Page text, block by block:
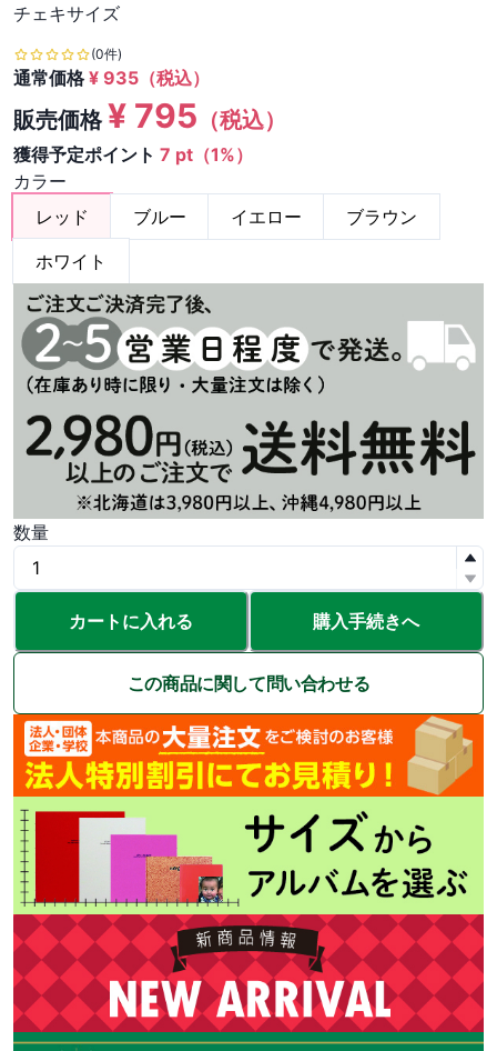
チェキサイズ
(0件)
通常価格¥ 935 （税込）
販売価格¥ 795 （税込）
獲得予定ポイント 7 pt（1%）
カラー
レッド
ブルー イエロー
ブラウン
ホワイト
数量
カートに入れる 購入手続きへ
この商品に関して問い合わせる